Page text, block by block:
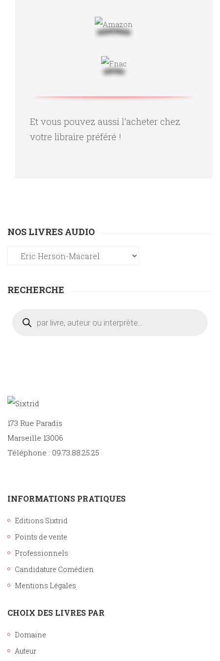
Et vous pouvez aussi l’acheter chez
votre libraire préféré !
NOS LIVRES AUDIO
RECHERCHE
produits
173 Rue Paradis
Marseille 13006
Téléphone : 09.73.88.25.25
INFORMATIONS PRATIQUES
Editions Sixtrid
Points de vente
Professionnels
Candidature Comédien
Mentions Légales
CHOIX DES LIVRES PAR
Domaine
Auteur